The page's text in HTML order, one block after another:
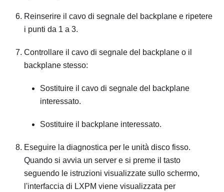
Reinserire il cavo di segnale del backplane e ripetere
i punti da 1 a 3.
Controllare il cavo di segnale del backplane o il
backplane stesso:
Sostituire il cavo di segnale del backplane
interessato.
Sostituire il backplane interessato.
Eseguire la diagnostica per le unità disco fisso.
Quando si avvia un server e si preme il tasto
seguendo le istruzioni visualizzate sullo schermo,
l'interfaccia di LXPM viene visualizzata per